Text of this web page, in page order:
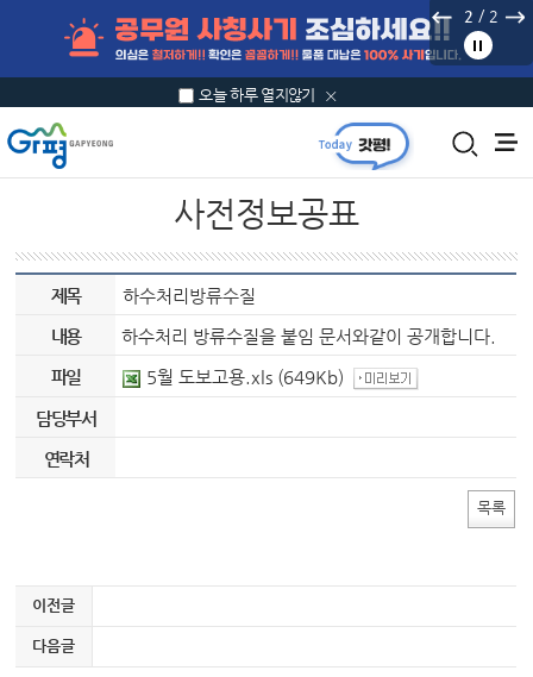
2 / 2
오늘 하루 열지않기
사전정보공표
제목
하수처리방류수질
내용
하수처리 방류수질을 붙임 문서와같이 공개합니다.
파일
5월 도보고용.xls (649Kb)
담당부서
연락처
목록
이전글
다음글